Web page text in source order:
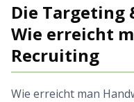
Die Targeting
Wie erreicht
Recruiting
Wie erreicht man